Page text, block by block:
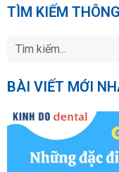
TÌM KIẾM
BÀI VIẾT MỚI